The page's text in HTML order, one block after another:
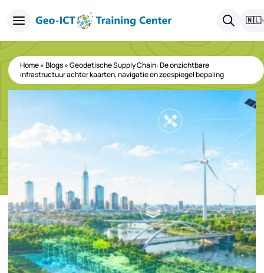
🇳🇱
Home»Blogs»Geodetische Supply Chain: De onzichtbare
infrastructuur achter kaarten, navigatie en zeespiegel bepaling